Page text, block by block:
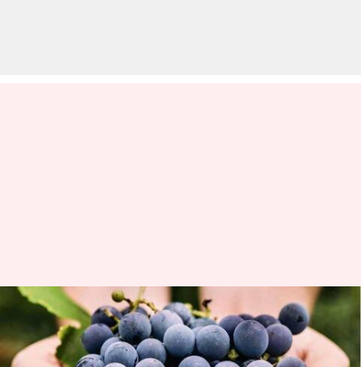
తమిళనాడు కంబం ద్రాక్షకు జీఐ ట్యాగ్
వ్రాసిన వారు Stalin Apr 12, 2023 03:36 pm